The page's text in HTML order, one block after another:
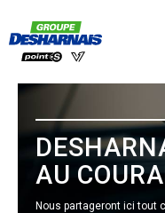
AU
Nous partageront ici tout